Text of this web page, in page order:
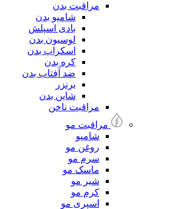
مراقبت بدن
شامپو بدن
بادی اسپلش
لوسیون بدن
اسکراپ بدن
کره بدن
ضد آفتاب بدن
برنزر
شاین بدن
مراقبت ناخن
مراقبت مو
شامپو
روغن مو
سرم مو
ماسک مو
شیر مو
کرم مو
اسپری مو